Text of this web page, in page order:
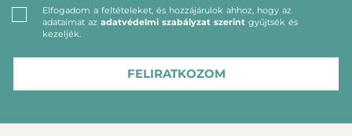
Elfogadom a feltételeket, és hozzájárulok ahhoz, hogy az
adataimat az adatvédelmi szabályzat szerint gyűjtsék és
kezeljék.
FELIRATKOZOM